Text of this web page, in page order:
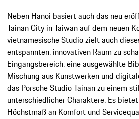
Neben Hanoi basiert auch das neu
Tainan City in Taiwan auf dem neuen
vietnamesische Studio zielt auch
entspannten, innovativen Raum zu
Eingangsbereich, eine ausgewählte
Mischung aus Kunstwerken und
das Porsche Studio Tainan zu einem
unterschiedlicher Charaktere. Es
Höchstmaß an Komfort und